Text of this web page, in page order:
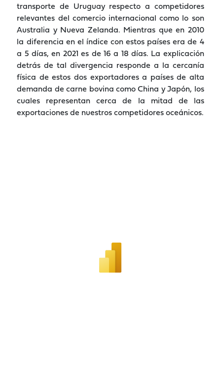
transporte de Uruguay respecto a competidores
relevantes del comercio internacional como lo son
Australia y Nueva Zelanda. Mientras que en 2010
la diferencia en el índice con estos países era de 4
a 5 días, en 2021 es de 16 a 18 días. La explicación
detrás de tal divergencia responde a la cercanía
física de estos dos exportadores a países de alta
demanda de carne bovina como China y Japón, los
cuales representan cerca de la mitad de las
exportaciones de nuestros competidores oceánicos.